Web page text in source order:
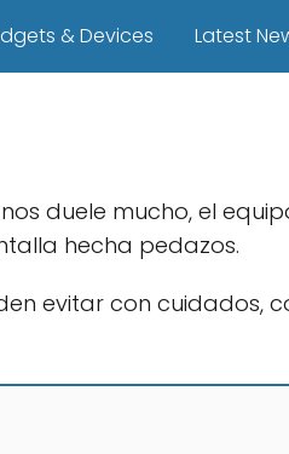
& Devices Latest
duele mucho, el
hecha pedazos.
evitar con cuidados,